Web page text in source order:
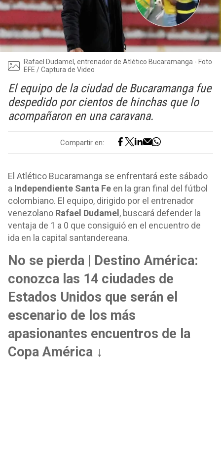
Rafael Dudamel, entrenador de Atlético Bucaramanga - Foto
EFE / Captura de Video
El equipo de la ciudad de Bucaramanga fue
despedido por cientos de hinchas que lo
acompañaron en una caravana.
Compartir en:
El Atlético Bucaramanga se enfrentará este sábado
a Independiente Santa Fe en la gran final del fútbol
colombiano. El equipo, dirigido por el entrenador
venezolano Rafael Dudamel , buscará defender la
ventaja de 1 a 0 que consiguió en el encuentro de
ida en la capital santandereana.
No se pierda | Destino América:
conozca las 14 ciudades de
Estados Unidos que serán el
escenario de los más
apasionantes encuentros de la
Copa América ↓